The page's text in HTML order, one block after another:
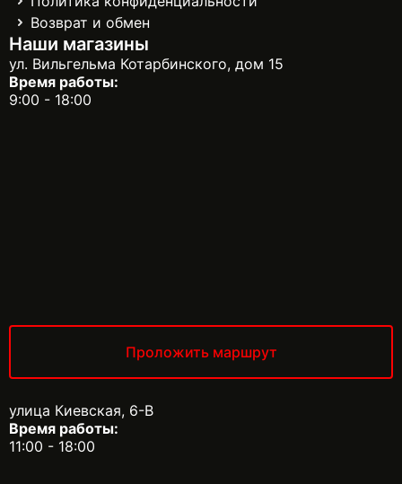
Возврат и обмен
Наши магазины
ул. Вильгельма Котарбинского, дом 15
Время работы:
9:00 - 18:00
Проложить маршрут
улица Киевская, 6-В
Время работы:
11:00 - 18:00